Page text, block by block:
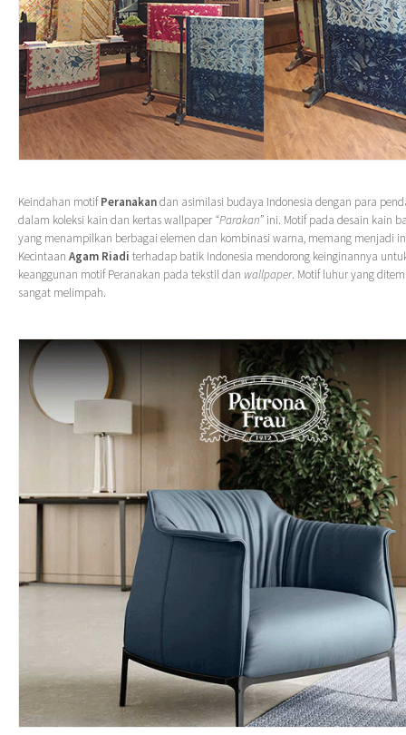
Keindahan motif Peranakandan asimilasi budaya Indonesia dengan para
dalam koleksi kain dan kertas wallpaper “Parakan” ini. Motif pada desain kain
yang menampilkan berbagai elemen dan kombinasi warna, memang menjadi
Kecintaan Agam Riadi terhadap batik Indonesia mendorong keinginannya
keanggunan motif Peranakan pada tekstil dan wallpaper. Motif luhur yang
sangat melimpah.